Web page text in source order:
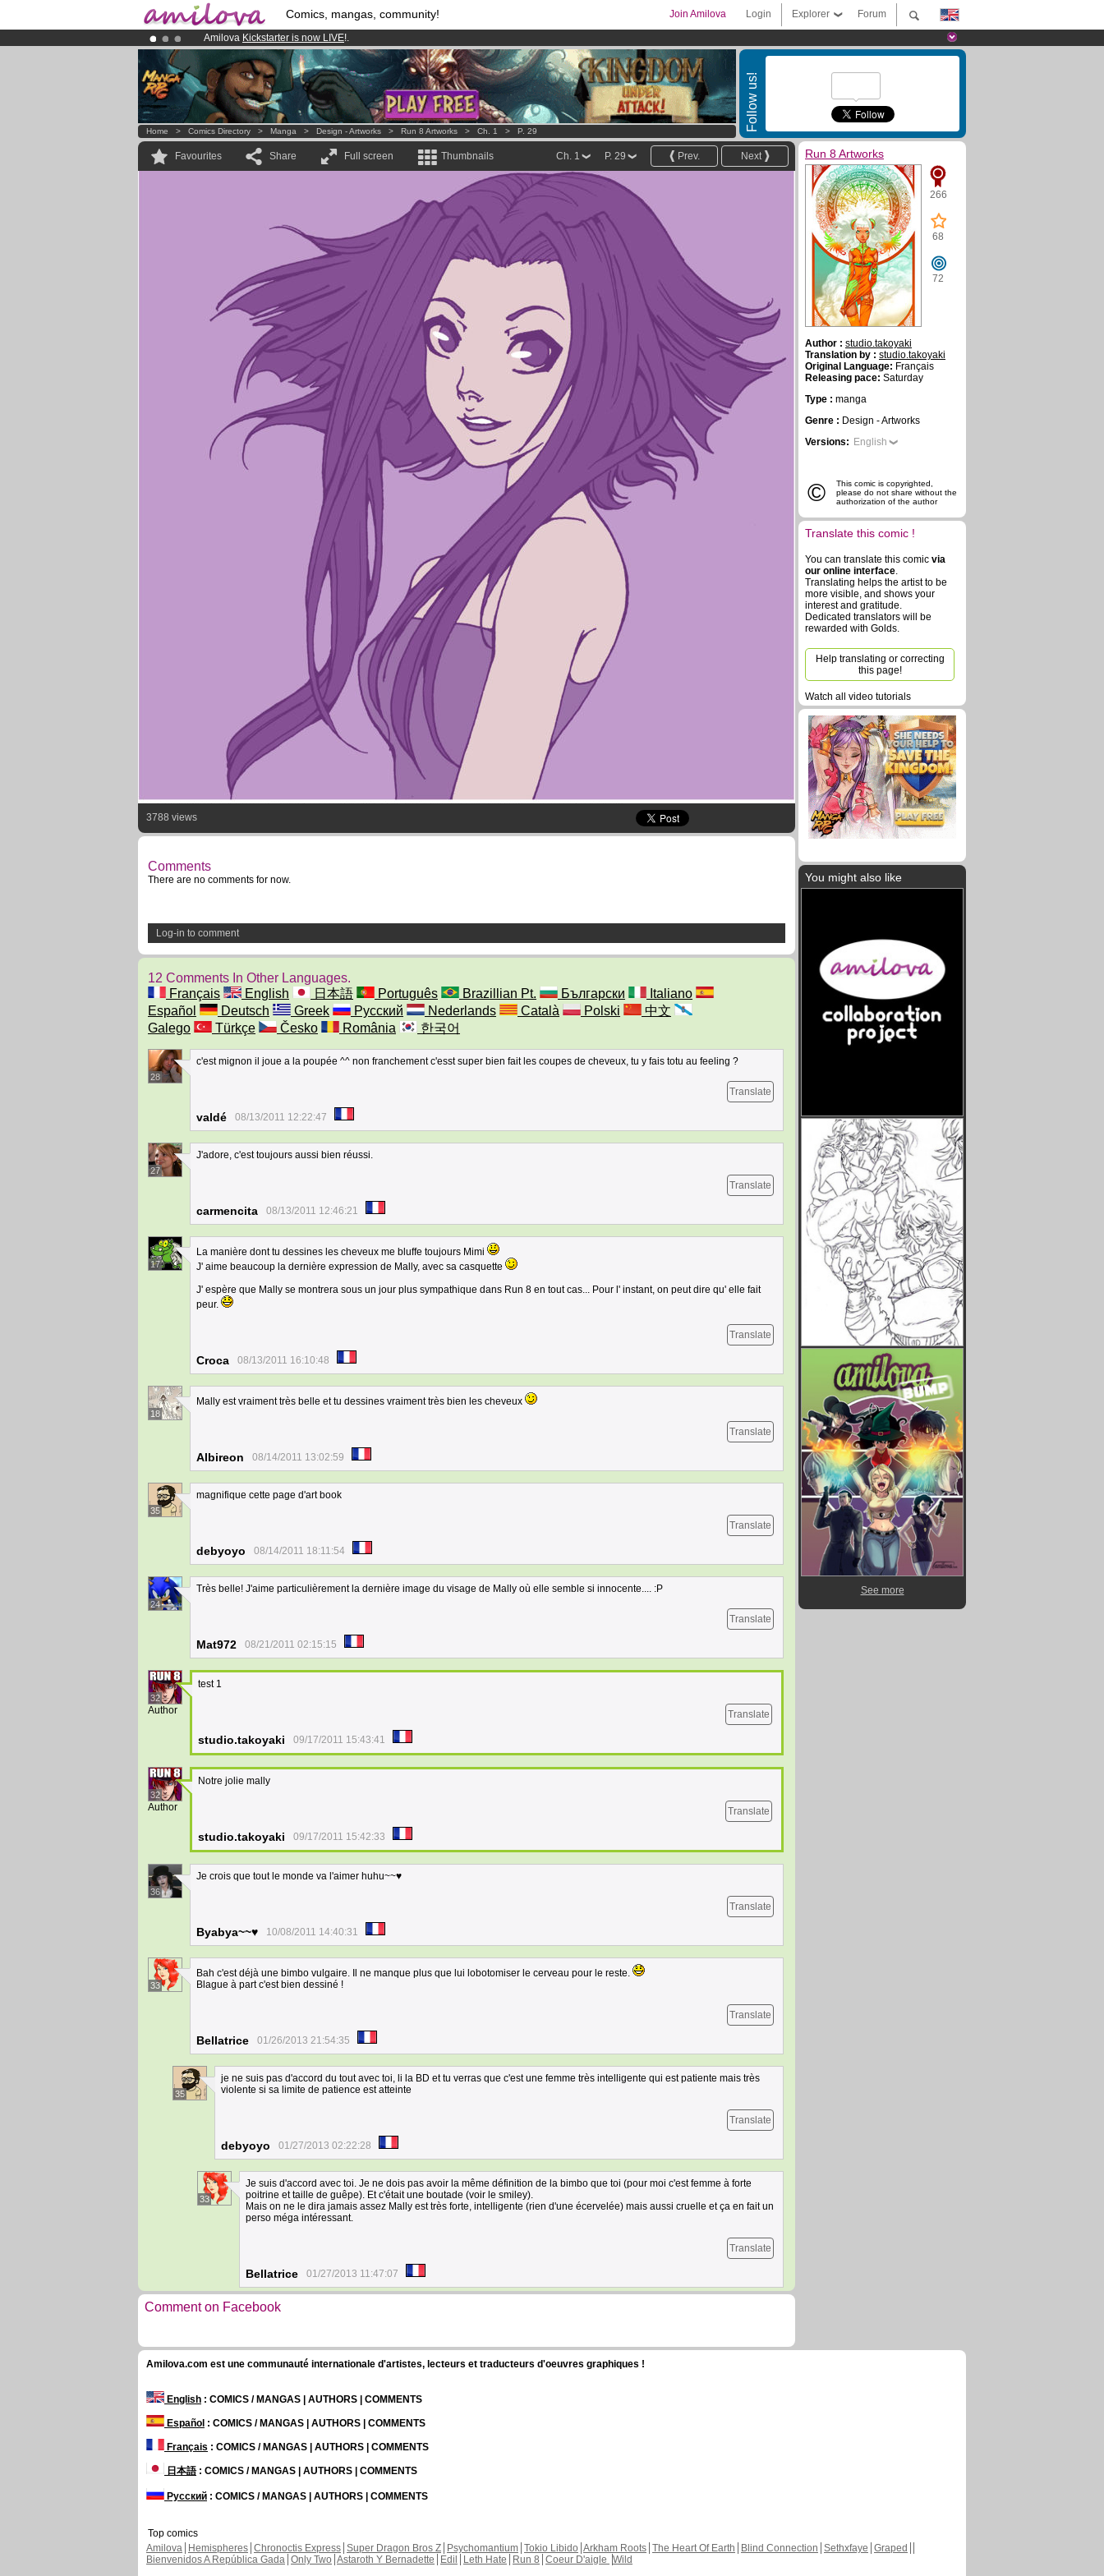
Comics, mangas, community! Forum
Explorer
Login
Join Amilova
Amilova Kickstarter is now LIVE!.
Already 134393membersand 1208comics & mangas!.
Premium membership from3.95 euros per month !Get membership now
Follow us!
Home > Comics Directory > Manga > Design - Artworks > Run 8 Artworks > Ch. 1 > P. 29
Favourites Share Full screen Thumbnails Next
Prev.
P. 29
Ch. 1
3788 views
Comments
There are no comments for now.
Log-in to comment
12 Comments In Other Languages.
Français
English 日本語 Português Brazillian Pt. Български
Italiano
Español
Deutsch Greek Русский Nederlands Català Polski
中文
Galego
Türkçe Česko România 한국어
28
c'est mignon il joue a la poupée ^^ non franchement c'esst super bien fait les coupes de cheveux, tu y fais totu au feeling ?
Translate
valdé 08/13/2011 12:22:47
27
J'adore, c'est toujours aussi bien réussi.
Translate
carmencita 08/13/2011 12:46:21
17
La manière dont tu dessines les cheveux me bluffe toujours Mimi
J' aime beaucoup la dernière expression de Mally, avec sa casquette
J' espère que Mally se montrera sous un jour plus sympathique dans Run 8 en tout cas... Pour l' instant, on peut dire qu' elle fait
peur.
Translate
Croca 08/13/2011 16:10:48
18
Mally est vraiment très belle et tu dessines vraiment très bien les cheveux
Translate
Albireon 08/14/2011 13:02:59
35
magnifique cette page d'art book
Translate
debyoyo 08/14/2011 18:11:54
24
Très belle! J'aime particulièrement la dernière image du visage de Mally où elle semble si innocente.... :P
Translate
Mat972 08/21/2011 02:15:15
32
Author
test 1
Translate
studio.takoyaki 09/17/2011 15:43:41
32
Author
Notre jolie mally
Translate
studio.takoyaki 09/17/2011 15:42:33
36
Je crois que tout le monde va l'aimer huhu~~♥
Translate
Byabya~~♥ 10/08/2011 14:40:31
33
Bah c'est déjà une bimbo vulgaire. Il ne manque plus que lui lobotomiser le cerveau pour le reste.
Blague à part c'est bien dessiné !
Translate
Bellatrice 01/26/2013 21:54:35
35
je ne suis pas d'accord du tout avec toi, li la BD et tu verras que c'est une femme très intelligente qui est patiente mais très
violente si sa limite de patience est atteinte
Translate
debyoyo 01/27/2013 02:22:28
33
Je suis d'accord avec toi. Je ne dois pas avoir la même définition de la bimbo que toi (pour moi c'est femme à forte
poitrine et taille de guêpe). Et c'était une boutade (voir le smiley).
Mais on ne le dira jamais assez Mally est très forte, intelligente (rien d'une écervelée) mais aussi cruelle et ça en fait un
perso méga intéressant.
Translate
Bellatrice 01/27/2013 11:47:07
Comment on Facebook
Run 8 Artworks
266
68
72
Author : studio.takoyaki
Translation by : studio.takoyaki
Original Language: Français
Releasing pace: Saturday
Type : manga
Genre : Design - Artworks
Versions: English
©
This comic is copyrighted,
please do not share without the
authorization of the author
Translate this comic !
You can translate this comic via
our online interface.
Translating helps the artist to be
more visible, and shows your
interest and gratitude.
Dedicated translators will be
rewarded with Golds.
Help translating or correcting
this page!
Watch all video tutorials
You might also like
See more
Amilova.com est une communauté internationale d'artistes, lecteurs et traducteurs d'oeuvres graphiques !
English : COMICS / MANGAS | AUTHORS | COMMENTS
Español : COMICS / MANGAS | AUTHORS | COMMENTS
Français : COMICS / MANGAS | AUTHORS | COMMENTS
日本語: COMICS / MANGAS | AUTHORS | COMMENTS
Русский : COMICS / MANGAS | AUTHORS | COMMENTS
Top comics
Amilova
Hemispheres Chronoctis Express Super Dragon Bros Z Psychomantium Tokio Libido Arkham Roots The Heart Of Earth Blind Connection Sethxfaye Graped
Bienvenidos A República Gada Only Two Astaroth Y Bernadette Edil Leth Hate Run 8 Coeur D'aigle Wild